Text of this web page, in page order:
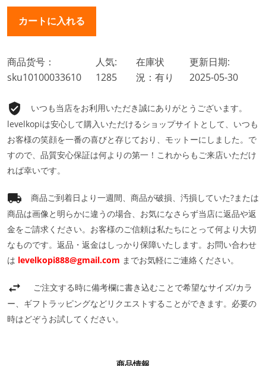
商品货号：
sku10100033610
人気:
1285
在庫状
況：有り
更新日期:
2025-05-30
いつも当店をお利用いただき誠にありがとうございます。
levelkopiは安心して購入いただけるショップサイトとして、いつも
お客様の笑顔を一番の喜びと存じており、モットーにしました。で
すので、品質安心保証は何よりの第一！これからもご来店いただけ
れば幸いです。
商品ご到着日より一週間、商品が破損、汚損していた?または
商品は画像と明らかに違うの場合、お気になさらず当店に返品や返
金をご請求ください。お客様のご信頼は私たちにとって何より大切
なものです。返品・返金はしっかり保障いたします。お問い合わせ
は levelkopi888@gmail.com までお気軽にご連絡ください。
ご注文する時に備考欄に書き込むことで希望なサイズ/カラ
ー、ギフトラッピングなどリクエストすることができます。必要の
時はどぞうお試してください。